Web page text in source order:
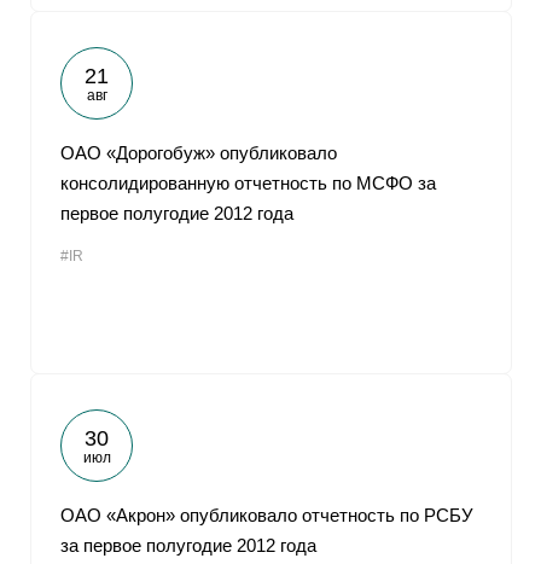
21
авг
ОАО «Дорогобуж» опубликовало
консолидированную отчетность по МСФО за
первое полугодие 2012 года
#IR
30
июл
ОАО «Акрон» опубликовало отчетность по РСБУ
за первое полугодие 2012 года